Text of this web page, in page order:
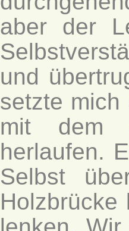
aber der
und
setzte
mit dem
herlaufen.
Selbst